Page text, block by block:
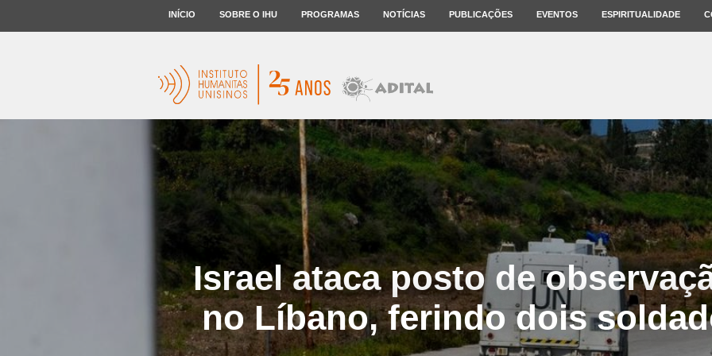
INÍCIO SOBRE O IHU PROGRAMAS NOTÍCIAS PUBLICAÇÕES EVENTOS ESPIRITUALIDADE
Israel ataca posto de
no Líbano, ferindo dois